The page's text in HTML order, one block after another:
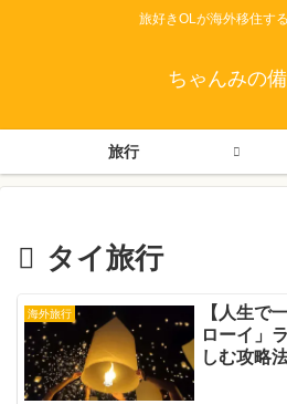
旅好きOLが海外移住す
ちゃんみの
旅行
タイ旅行
海外旅行
【人生で
ローイ」
しむ攻略